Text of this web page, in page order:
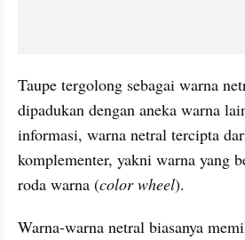
Taupe tergolong sebagai warna
dipadukan dengan aneka warna
informasi, warna netral tercipta
komplementer, yakni warna yang
roda warna (color wheel).
Warna-warna netral biasanya